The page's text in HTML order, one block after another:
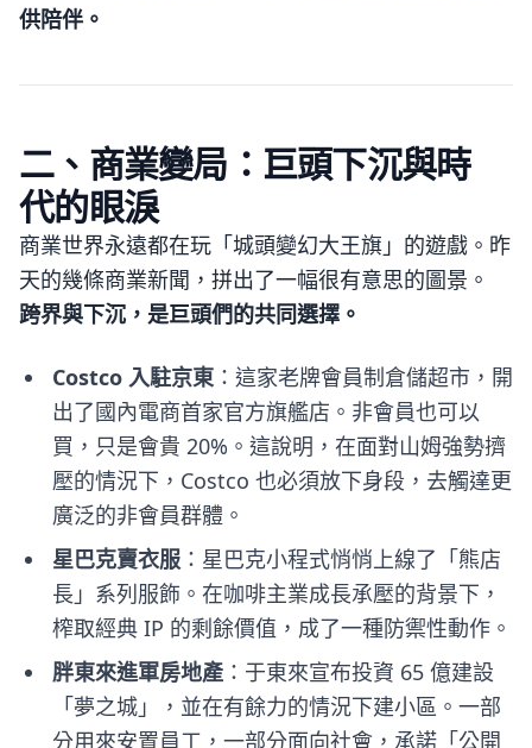
供陪伴。
二、商業變局：巨頭下沉與時
代的眼淚
商業世界永遠都在玩「城頭變幻大王旗」的遊戲。昨
天的幾條商業新聞，拼出了一幅很有意思的圖景。
跨界與下沉，是巨頭們的共同選擇。
Costco 入駐京東 ：這家老牌會員制倉儲超市，開
出了國內電商首家官方旗艦店。非會員也可以
買，只是會貴 20%。這說明，在面對山姆強勢擠
壓的情況下，Costco 也必須放下身段，去觸達更
廣泛的非會員群體。
星巴克賣衣服 ：星巴克小程式悄悄上線了「熊店
長」系列服飾。在咖啡主業成長承壓的背景下，
榨取經典 IP 的剩餘價值，成了一種防禦性動作。
胖東來進軍房地產 ：于東來宣布投資 65 億建設
「夢之城」，並在有餘力的情況下建小區。一部
分用來安置員工，一部分面向社會，承諾「公開